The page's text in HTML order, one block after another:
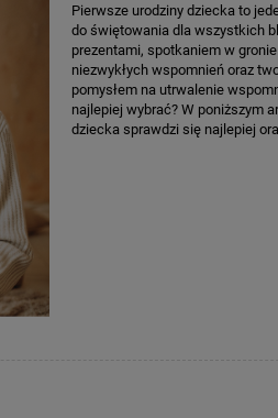
Pierwsze urodziny dziecka to
do świętowania dla wszystkich
prezentami, spotkaniem w
niezwykłych wspomnień oraz
pomysłem na utrwalenie
najlepiej wybrać? W poniższym
dziecka sprawdzi się najlepiej